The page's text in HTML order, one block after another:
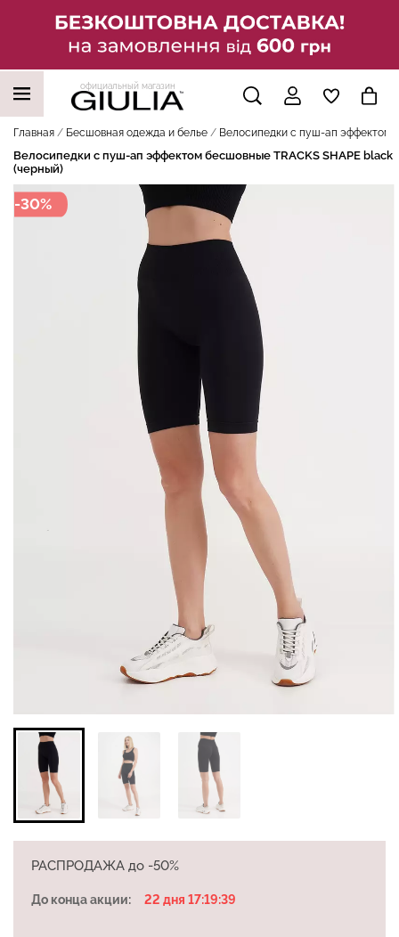
официальный магазин
Главная Бесшовная одежда и белье Велосипедки с пуш-ап эффектом
Велосипедки с пуш-ап эффектом бесшовные TRACKS SHAPE black
(черный)
-30%
РАСПРОДАЖА до -50%
До конца акции: 22 дня 17:19:38
НАШИ ТРЕНДОВЫЕ ТОВАРЫ
Бесшовные леггинсы из
микрофибры LEGGINGS
Бесшовная бразилиана с
легкой коррекцией
BRASILIAN SHAPEWEAR
black (черный) Giulia
258 грн.
369 грн.
талией TRACKS 01
LEGGINGS (черный) Giulia